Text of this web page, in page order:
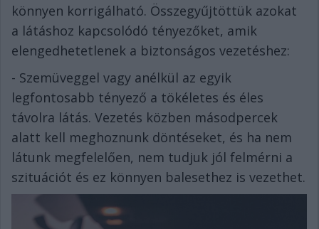
könnyen korrigálható. Összegyűjtöttük azokat
a látáshoz kapcsolódó tényezőket, amik
elengedhetetlenek a biztonságos vezetéshez:
- Szemüveggel vagy anélkül az egyik
legfontosabb tényező a tökéletes és éles
távolra látás. Vezetés közben másodpercek
alatt kell meghoznunk döntéseket, és ha nem
látunk megfelelően, nem tudjuk jól felmérni a
szituációt és ez könnyen balesethez is vezethet.